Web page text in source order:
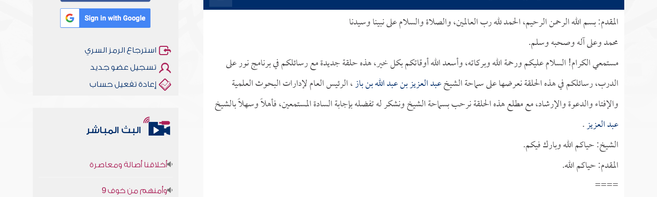
المقدم: بسم الله الرحمن الرحيم، الحمد لله رب العالمين، والصلاة والسلام على نبينا وسيدنا
محمد وعلى آله وصحبه وسلم.
مستمعي الكرام! السلام عليكم ورحمة الله وبركاته، وأسعد الله أوقاتكم بكل خير، هذه حلقة جديدة مع رسائلكم في برنامج نور على
الدرب، رسائلكم في هذه الحلقة نعرضها على سماحة الشيخعبد العزيز بن عبد الله بن باز، الرئيس العام لإدارات البحوث العلمية
والإفتاء والدعوة والإرشاد، مع مطلع هذه الحلقة نرحب بسماحة الشيخ ونشكر له تفضله بإجابة السادة المستمعين، فأهلاً وسهلاً بالشيخ
عبد العزيز.
الشيخ: حياكم الله وبارك فيكم.
المقدم: حياكم الله.
====
استرجاع الرمز السري
تسجيل عضو جديد
إعادة تفعيل حساب
البث المباشر